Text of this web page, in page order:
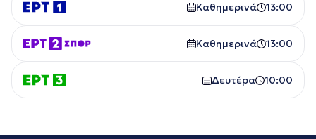
Καθημερινά 13:00
Καθημερινά 13:00
Δευτέρα 10:00